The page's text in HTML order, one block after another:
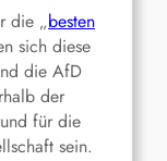
die „besten
sich diese
die AfD
der
für die
sein.